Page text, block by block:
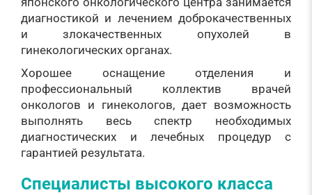
диагностикой и лечением доброкачественных
и злокачественных опухолей в
гинекологических органах.
Хорошее оснащение отделения и
профессиональный коллектив врачей
онкологов и гинекологов, дает возможность
выполнять весь спектр необходимых
диагностических и лечебных процедур с
гарантией результата.
Специалисты высокого класса